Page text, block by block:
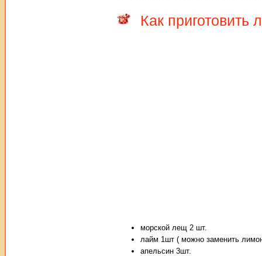
Как приготовить
морской лещ 2 шт.
лайм 1шт ( можно заменить
апельсин 3шт.